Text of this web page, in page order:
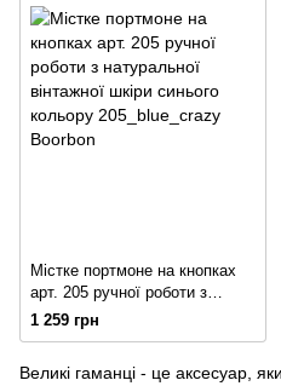
Містке портмоне на кнопках
арт. 205 ручної роботи з
натуральної вінтажної шкіри
1 259 грн
Великі гаманці - це аксесуар,